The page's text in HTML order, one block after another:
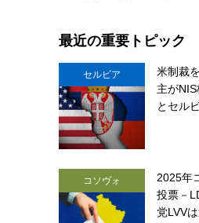
最近の重要トピック
セルビア
米制裁
主がNIS
とセル
コソヴォ
2025年
投票－
党LVV